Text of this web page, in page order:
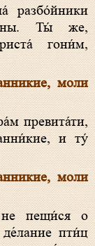
разбо́йники
Ты́ же,
гони́м,
моли
и ту́
моли
пти́ц